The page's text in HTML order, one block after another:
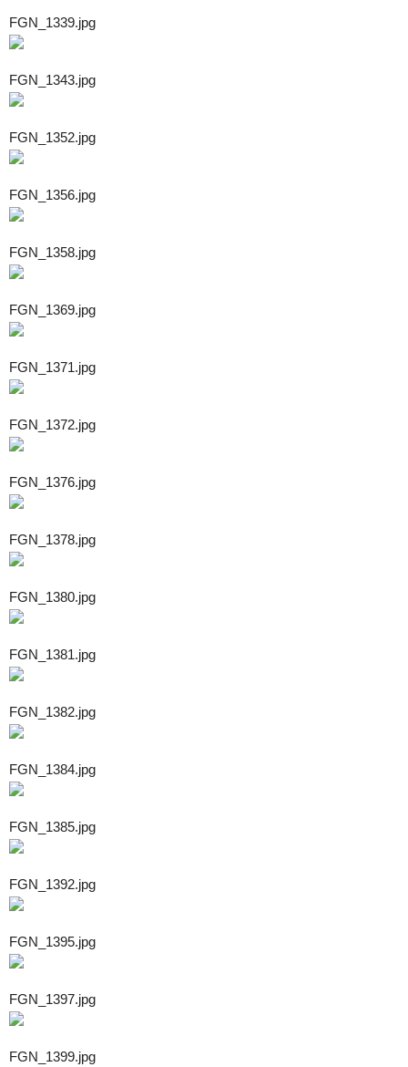
FGN_1339.jpg
FGN_1343.jpg
FGN_1352.jpg
FGN_1356.jpg
FGN_1358.jpg
FGN_1369.jpg
FGN_1371.jpg
FGN_1372.jpg
FGN_1376.jpg
FGN_1378.jpg
FGN_1380.jpg
FGN_1381.jpg
FGN_1382.jpg
FGN_1384.jpg
FGN_1385.jpg
FGN_1392.jpg
FGN_1395.jpg
FGN_1397.jpg
FGN_1399.jpg